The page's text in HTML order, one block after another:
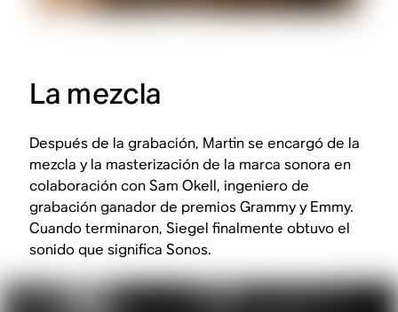
La mezcla
Después de la grabación, Martin se encargó de la
mezcla y la masterización de la marca sonora en
colaboración con Sam Okell, ingeniero de
grabación ganador de premios Grammy y Emmy.
Cuando terminaron, Siegel finalmente obtuvo el
sonido que significa Sonos.